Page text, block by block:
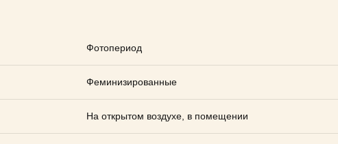
Фотопериод
Феминизированные
На открытом воздухе, в помещении